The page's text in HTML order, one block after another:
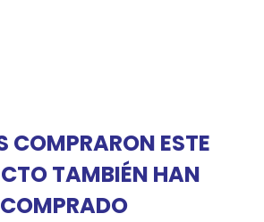
COMPRARON ESTE
TAMBIÉN HAN
COMPRADO